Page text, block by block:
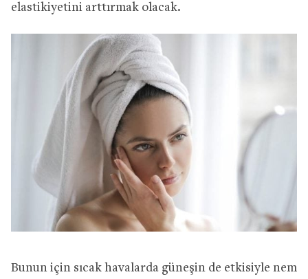
elastikiyetini arttırmak olacak.
Bunun için sıcak havalarda güneşin de etkisiyle nem